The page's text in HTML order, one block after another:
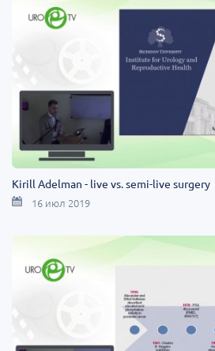
Kirill Adelman - live vs. semi-live surgery
16 июл 2019